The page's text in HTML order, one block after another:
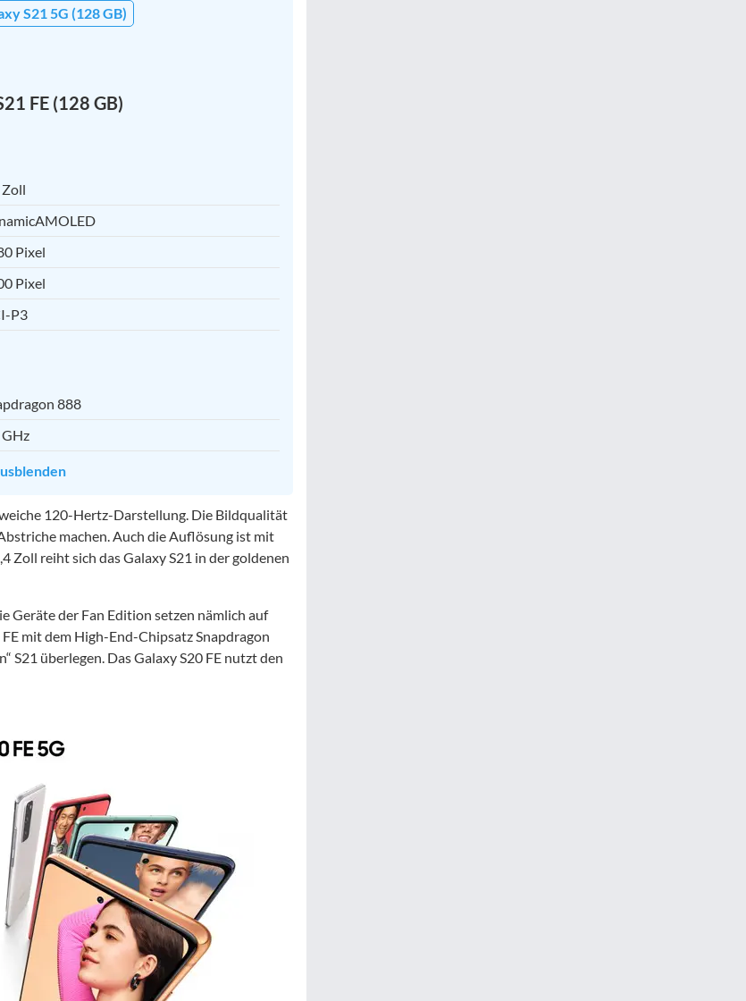
S21 5G (128 GB)
FE (128 GB)
Zoll
Pixel
Pixel
P3
888
GHz
120-Hertz-Darstellung. Die Bildqualität
machen. Auch die Auflösung ist mit
reiht sich das Galaxy S21 in der goldenen
Geräte der Fan Edition setzen nämlich auf
mit dem High-End-Chipsatz Snapdragon
S21 überlegen. Das Galaxy S20 FE nutzt den